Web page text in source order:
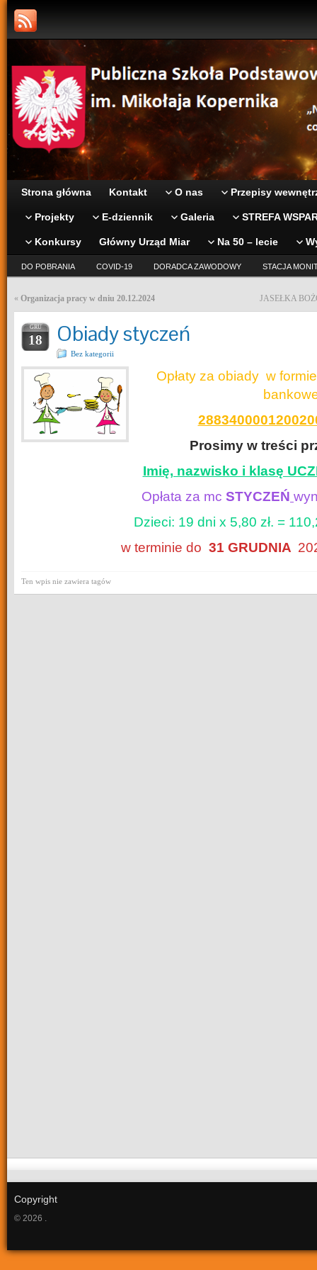
Strona główna Kontakt O nas Przepisy
Projekty E-dziennik Galeria STREFA
Konkursy Główny Urząd Miar Na 50 – lecie
DO POBRANIA COVID-19 DORADCA ZAWODOWY STACJA
« Organizacja pracy w dniu 20.12.2024 JASEŁKA
GRU
18 Obiady styczeń
Bez kategorii
Opłaty za obiady w
Prosimy w treści
Imię, nazwisko i klasę
Opłata za mc STYCZEŃ
Dzieci: 19 dni x 5,80 zł. =
w terminie do 31 GRUDNIA
Ten wpis nie zawiera tagów
Copyright
© 2026 .